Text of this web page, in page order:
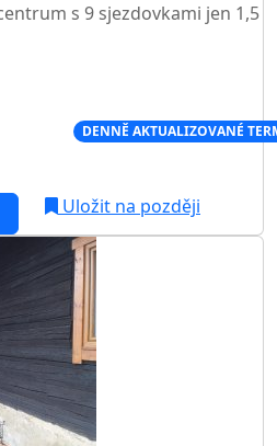
s 9 sjezdovkami jen 1,5
DENNĚ AKTUALIZOVANÉ
Uložit na později